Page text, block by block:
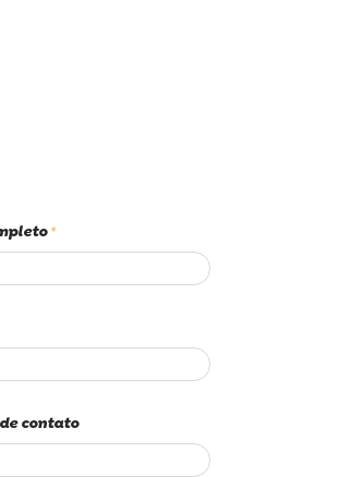
*
contato